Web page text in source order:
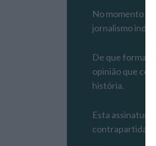
No momento
jornalismo
De que forma?
opinião que
história.
Esta assinatura
contrapartida é